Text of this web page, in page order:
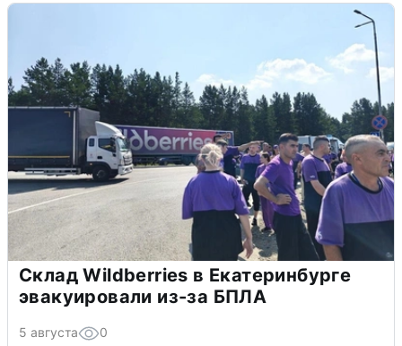
Склад Wildberries в Екатеринбурге
эвакуировали из-за БПЛА
5 августа 0